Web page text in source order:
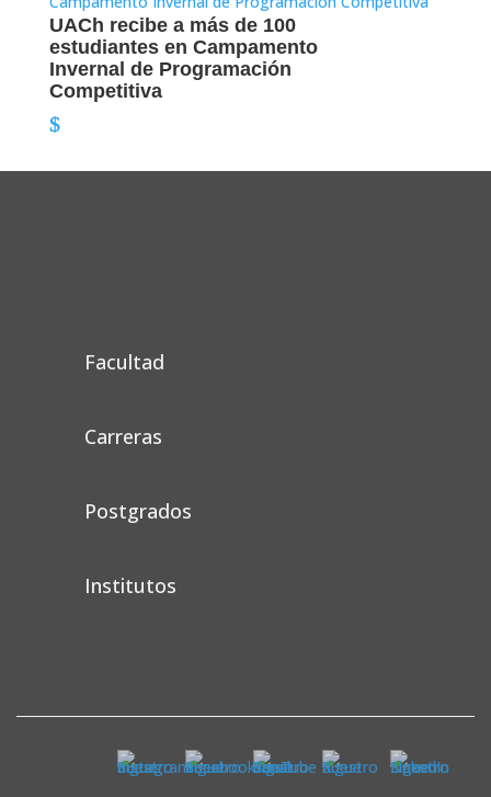
UACh recibe a más de 100
estudiantes en Campamento
Invernal de Programación
Competitiva
Facultad
Carreras
Postgrados
Institutos